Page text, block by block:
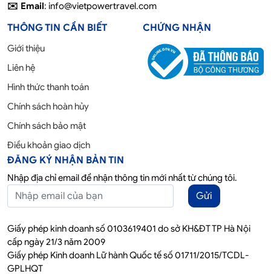
✉️ Email: info@vietpowertravel.com
THÔNG TIN CẦN BIẾT
Giới thiệu
Liên hệ
Hình thức thanh toán
Chính sách hoàn hủy
Chính sách bảo mật
Điều khoản giao dịch
CHỨNG NHẬN
ĐĂNG KÝ NHẬN BẢN TIN
Nhập địa chỉ email để nhận thông tin mới nhất từ chúng tôi.
Gửi
Giấy phép kinh doanh số 0103619401 do sở KH&ĐT TP Hà Nội
cấp ngày 21/3 năm 2009
Giấy phép Kinh doanh Lữ hành Quốc tế số 01711/2015/TCDL-
GPLHQT